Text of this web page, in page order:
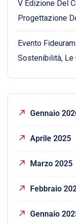
V Edizione Del
Progettazione
Evento
Sostenibilità, Le
Gennaio
Aprile 2025
Marzo 2025
Febbraio
Gennaio